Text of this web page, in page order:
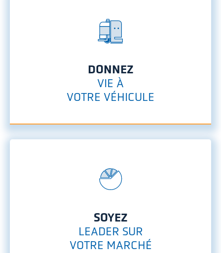
DONNEZ
VIE À
VOTRE VÉHICULE
SOYEZ
LEADER SUR
VOTRE MARCHÉ